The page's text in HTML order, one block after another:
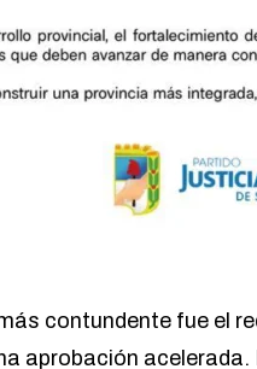
contundente fue el
aprobación